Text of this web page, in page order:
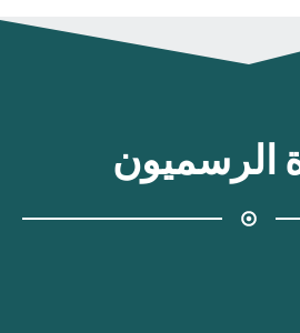
الرسميون